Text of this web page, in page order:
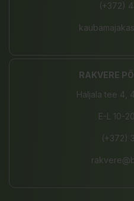
(+372)
RAKVERE
Haljala tee 4,
E-L 10-
(+372)